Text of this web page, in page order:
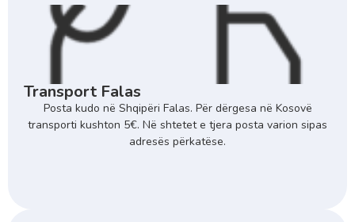
Transport Falas
Posta kudo në Shqipëri Falas. Për dërgesa në Kosovë
transporti kushton 5€. Në shtetet e tjera posta varion sipas
adresës përkatëse.